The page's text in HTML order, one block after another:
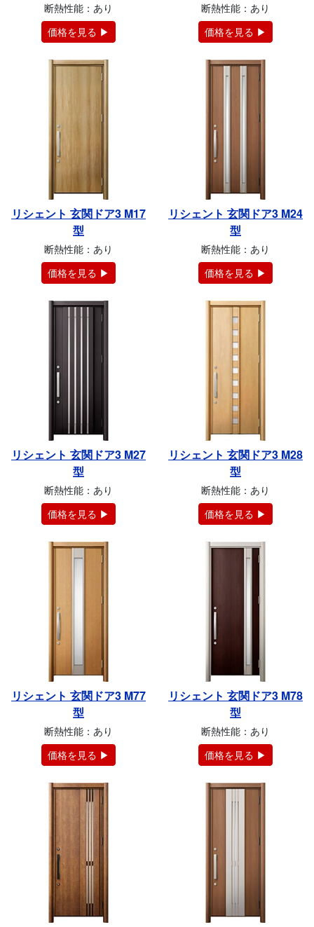
断熱性能：あり
価格を見る ▶
断熱性能：あり
価格を見る ▶
リシェント 玄関ドア3 M17
型
断熱性能：あり
価格を見る ▶
リシェント 玄関ドア3 M24
型
断熱性能：あり
価格を見る ▶
リシェント 玄関ドア3 M27
型
断熱性能：あり
価格を見る ▶
リシェント 玄関ドア3 M28
型
断熱性能：あり
価格を見る ▶
リシェント 玄関ドア3 M77
型
断熱性能：あり
価格を見る ▶
リシェント 玄関ドア3 M78
型
断熱性能：あり
価格を見る ▶